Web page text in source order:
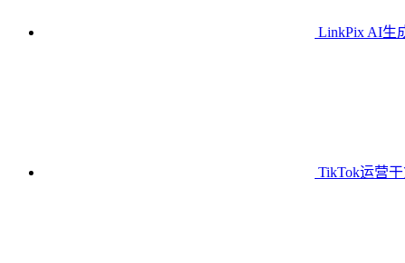
LinkPix AI生
TikTok运营